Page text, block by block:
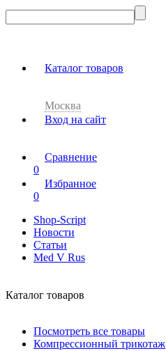
Каталог товаров
Москва
Вход на сайт
Сравнение
0
Избранное
0
Shop-Script
Новости
Статьи
Med V Rus
Каталог товаров
Посмотреть все товары
Компрессионный трикотаж